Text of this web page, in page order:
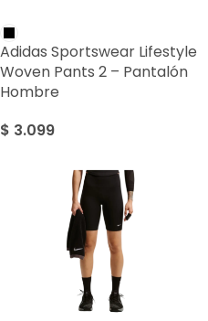
Adidas Sportswear Lifestyle
Woven Pants 2 – Pantalón
Hombre
$ 3.099